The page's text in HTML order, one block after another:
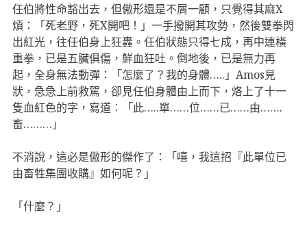
任伯將性命豁出去，但傲形還是不屑一顧，只覺得其麻X
煩：「死老野，死X開吧！」一手撥開其攻勢，然後雙拳閃
出紅光，往任伯身上狂轟。任伯狀態只得七成，再中連橫
重拳，已是五臟俱傷，鮮血狂吐。倒地後，已是無力再
起，全身無法動彈：「怎麼了？我的身體…..」Amos見
狀，急急上前救駕，卻見任伯身體由上而下，烙上了十一
隻血紅色的字，寫道︰「此…..單……位……已……由…….
畜………」
不消說，這必是傲形的傑作了：「嘻，我這招『此單位已
由畜牲集團收購』如何呢？」
「什麼？」